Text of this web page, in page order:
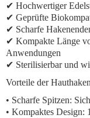
✔ Hochwertiger
✔ Geprüfte
✔ Scharfe
✔ Kompakte Länge
Anwendungen
✔ Sterilisierbar und
Vorteile der
• Scharfe Spitzen:
• Kompaktes Design: